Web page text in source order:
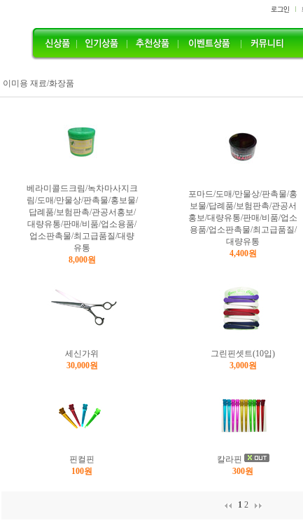
이미용 재료/화장품
베라미콜드크림/녹차마사지크
림/도매/만물상/판촉물/홍보물/
답례품/보험판촉/관공서홍보/
대량유통/판매/비품/업소용품/
업소판촉물/최고급품질/대량
유통
8,000원
포마드/도매/만물상/판촉물/홍
보물/답례품/보험판촉/관공서
홍보/대량유통/판매/비품/업소
용품/업소판촉물/최고급품질/
대량유통
4,400원
세신가위
30,000원
그린핀셋트(10입)
3,000원
핀컬핀
100원
칼라핀
300원
1 2